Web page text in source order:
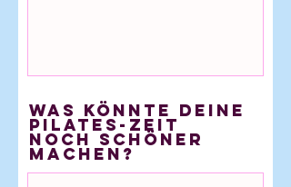
Was könnte deine
Pilates-Zeit
noch schöner
machen?